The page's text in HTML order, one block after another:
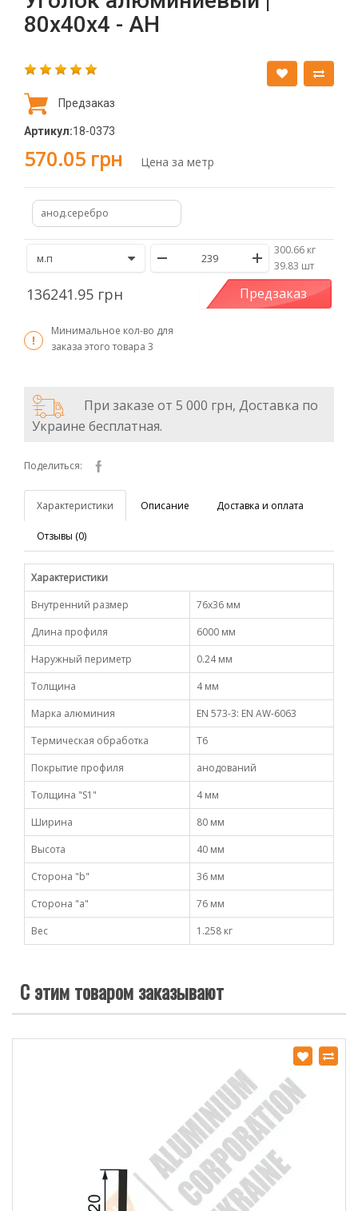
80х40х4 - АН
Предзаказ
Артикул:18-0373
570.05 грн Цена за метр
анод.серебро
300.66 кг
/39.83 шт
136241.95 грн Предзаказ
Минимальное кол-во для
заказа этого товара 3
При заказе от 5 000 грн, Доставка по
Украине бесплатная.
Поделиться:
Характеристики Описание Доставка и оплата
Отзывы (0)
Характеристики
Внутренний размер
76х36 мм
Длина профиля
6000 мм
Наружный периметр
0.24 мм
Толщина
4 мм
Марка алюминия
EN 573-3: EN AW-6063
Термическая обработка
Т6
Покрытие профиля
анодований
Толщина "S1"
4 мм
Ширина
80 мм
Высота
40 мм
Сторона "b"
36 мм
Сторона "а"
76 мм
Вес
1.258 кг
С этим товаром заказывают